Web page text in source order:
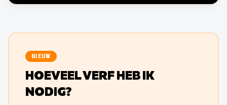
NIEUW
HOEVEEL VERF HEB IK
NODIG?